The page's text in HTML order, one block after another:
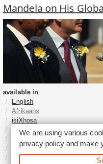
Mandela on His
available in
English
Afrikaans
isiXhosa
isiZulu
Tshivenḓa
Sepedi
We are using various
privacy policyand make